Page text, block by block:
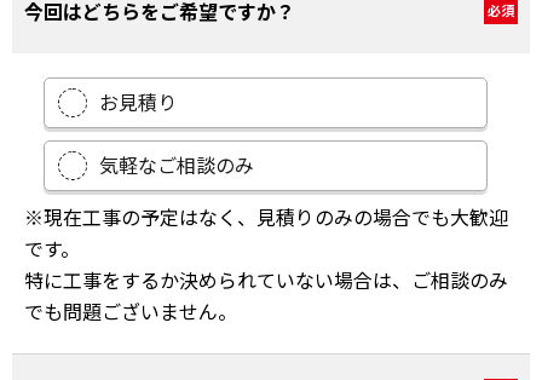
今回はどちらをご希望ですか？ 必須
お見積り
気軽なご相談のみ
※現在工事の予定はなく、見積りのみの場合でも大歓迎
です。
特に工事をするか決められていない場合は、ご相談のみ
でも問題ございません。